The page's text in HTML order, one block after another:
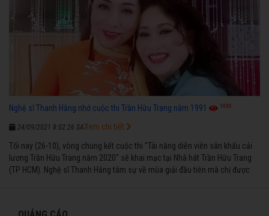
Nghệ sĩ Thanh Hằng nhớ cuộc thi Trần Hữu Trang năm 1991 1930
24/09/2021 8:02:26 SA
Tối nay (26-10), vòng chung kết cuộc thi "Tài năng diễn viên sân khấu cải
lương Trần Hữu Trang năm 2020" sẽ khai mạc tại Nhà hát Trần Hữu Trang
(TP HCM). Nghệ sĩ Thanh Hằng tâm sự về mùa giải đầu tiên mà chị được
Xem chi tiết